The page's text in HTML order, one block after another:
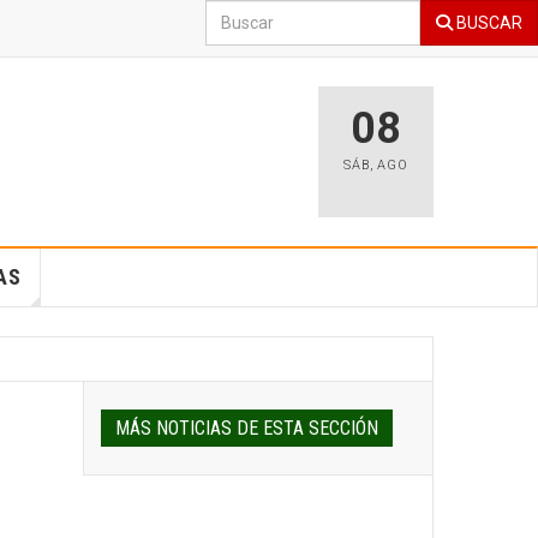
BUSCAR
08
SÁB, AGO
MÁS NOTICIAS DE ESTA SECCIÓN